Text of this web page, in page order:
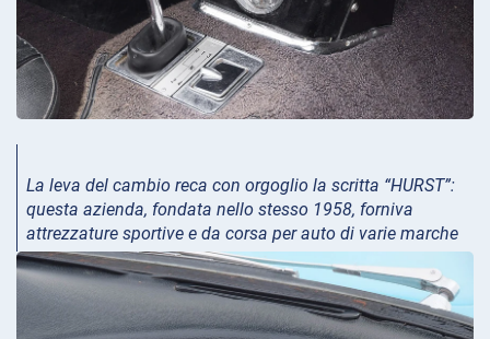
La leva del cambio reca con orgoglio la scritta “HURST”:
questa azienda, fondata nello stesso 1958, forniva
attrezzature sportive e da corsa per auto di varie marche